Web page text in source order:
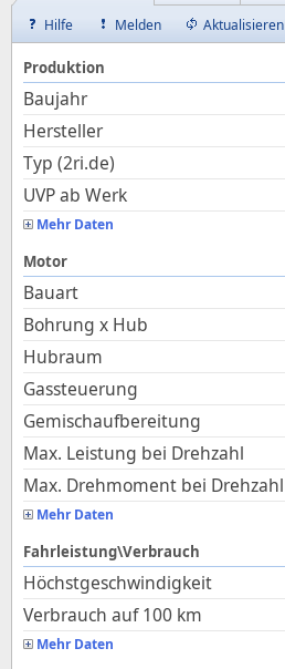
Hilfe
Melden Aktualisieren
Produktion
Baujahr
Hersteller
Typ (2ri.de)
UVP ab Werk
Mehr Daten
Motor
Bauart
Bohrung x Hub
Hubraum
Gassteuerung
Gemischaufbereitung
Max. Leistung bei Drehzahl
Max. Drehmoment bei Drehzahl
Mehr Daten
Fahrleistung\Verbrauch
Höchstgeschwindigkeit
Verbrauch auf 100 km
Mehr Daten